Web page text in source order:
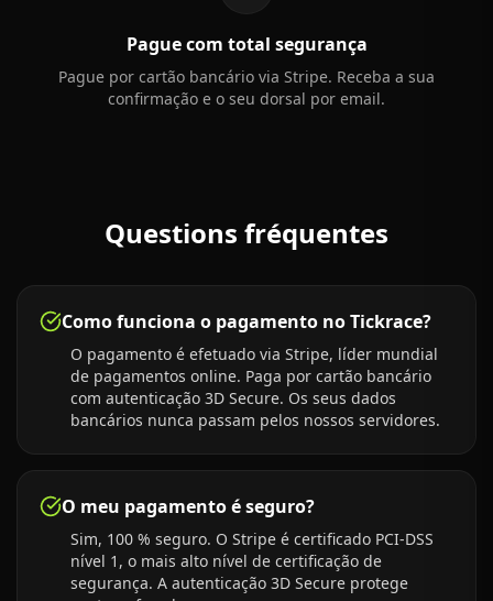
Pague com total segurança
Pague por cartão bancário via Stripe. Receba a sua
confirmação e o seu dorsal por email.
Questions fréquentes
Como funciona o pagamento no Tickrace?
O pagamento é efetuado via Stripe, líder mundial
de pagamentos online. Paga por cartão bancário
com autenticação 3D Secure. Os seus dados
bancários nunca passam pelos nossos servidores.
O meu pagamento é seguro?
Sim, 100 % seguro. O Stripe é certificado PCI-DSS
nível 1, o mais alto nível de certificação de
segurança. A autenticação 3D Secure protege